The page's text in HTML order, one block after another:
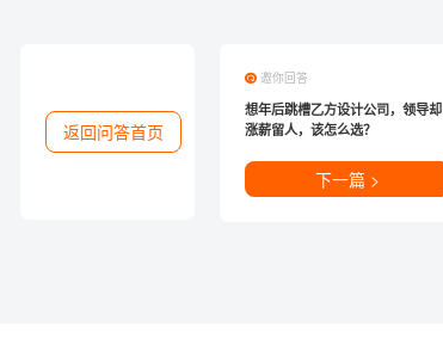
返回问答首页
邀你回答
想年后跳槽乙方设计公司，领导却
涨薪留人，该怎么选？
下一篇 >